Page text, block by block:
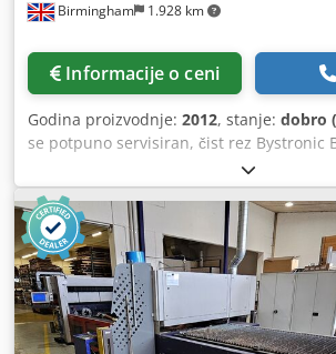
Birmingham 1.928 km
Informacije o ceni
Godina proizvodnje: 2012, stanje: dobro
se potpuno servisiran, čist rez Bystronic
3metre x 1.5metre flat bed industrial cnc
Moderni C02 Bystronic laser na prodaju
Bystronic Bystar 3015 Snaga: 6kw / 6000
6000 Oblast sečenja: 3metre x 1500mm
2012 Potpuno servisirano sa Bystronic
Kraljevstvom Kompletno sa napunjenom
učitavanje lista Rezanje glava: 5inch i
Rz Us Aiyef Po fotografiji uzorak od